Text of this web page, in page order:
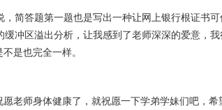
，简答题第一题也是写出一种让网上银行根证书
冲区溢出分析，让我感到了老师深深的爱意，我
是也完全一样。
老师身体健康了，就祝愿一下学弟学妹们吧，希